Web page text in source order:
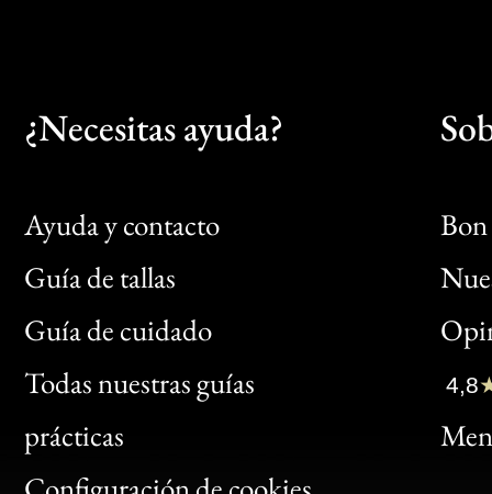
¿Necesitas ayuda?
Ayuda y contacto
Guía de tallas
Guía de cuidado
Todas nuestras guías
prácticas
Bon
Clic
Bon
4,8